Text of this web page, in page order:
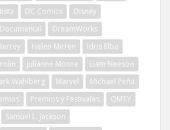
DC Comics
Disney
Documental
DreamWorks
Helen Mirren
Idris Elba
Julianne Moore
Liam Neeson
Wahlberg Marvel
Michael Peña
Premios y Festivales
QMTY
Samuel L. Jackson